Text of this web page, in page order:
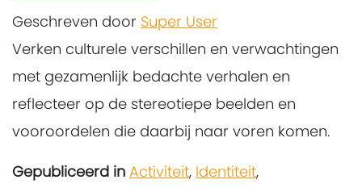
Geschreven door Super User
Verken culturele verschillen en verwachtingen
met gezamenlijk bedachte verhalen en
reflecteer op de stereotiepe beelden en
vooroordelen die daarbij naar voren komen.
Gepubliceerd in Activiteit, Identiteit,